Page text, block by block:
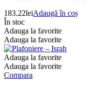
183.22leiAdaugă în coș
În stoc
Adauga la favorite
Adauga la favorite
Adauga la favorite
Adauga la favorite
Compara